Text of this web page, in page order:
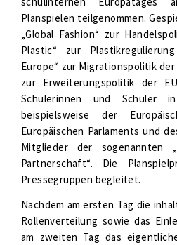
Planspielen teilgenommen.
„Global Fashion“ zur
Plastic“ zur
Europe“ zur Migrationspolitik der
zur Erweiterungspolitik der
Schülerinnen und Schüler
beispielsweise der
Europäischen Parlaments und
Mitglieder der sogenannten
Partnerschaft“. Die
Pressegruppen begleitet.
Nachdem am ersten Tag die
Rollenverteilung sowie das
am zweiten Tag das